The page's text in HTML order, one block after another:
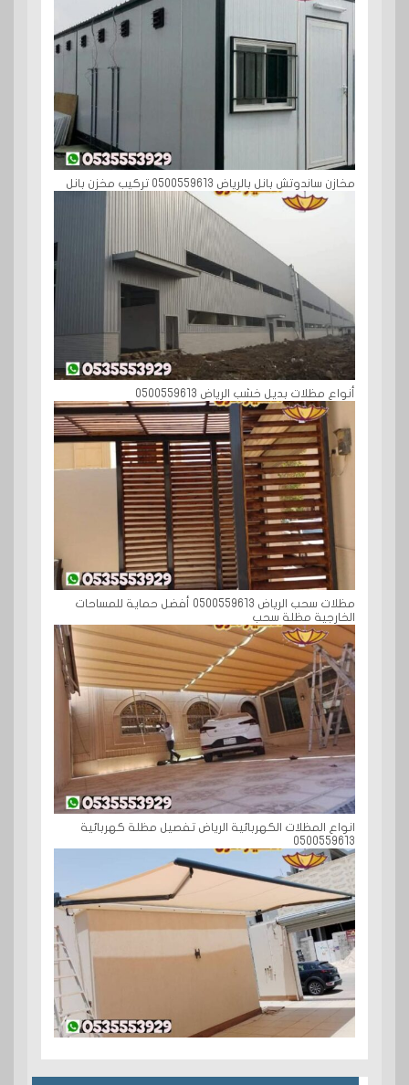
مخازن ساندوتش بانل بالرياض 0500559613 تركيب مخزن بانل
أنواع مظلات بديل خشب الرياض 0500559613
مظلات سحب الرياض 0500559613 أفضل حماية للمساحات
الخارجية مظلة سحب
انواع المظلات الكهربائية الرياض تفصيل مظلة كهربائية
0500559613